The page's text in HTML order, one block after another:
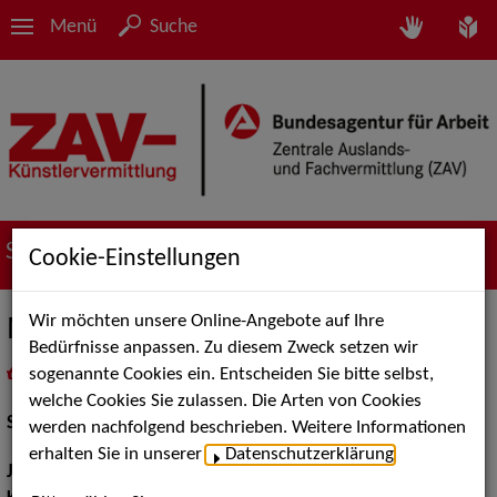
Menü Suche
Suche nach Künstler*innen
Michael Silbereisen
als PDF speichern
inMeine Merklistelegen
Schauspiel:Film und TV
Jahrgang:
Cookie-Einstellungen
Wir möchten unsere Online-Angebote auf Ihre
Bedürfnisse anpassen. Zu diesem Zweck setzen wir
sogenannte Cookies ein. Entscheiden Sie bitte selbst,
welche Cookies Sie zulassen. Die Arten von Cookies
werden nachfolgend beschrieben. Weitere Informationen
erhalten Sie in unserer
Datenschutzerklärung